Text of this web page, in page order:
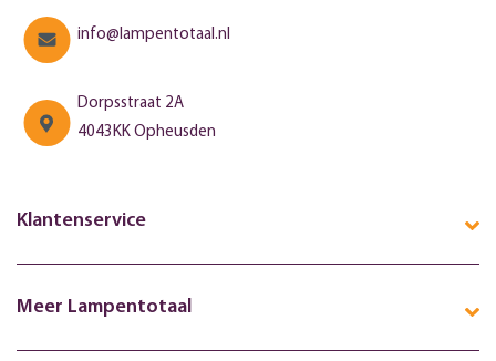
info@lampentotaal.nl
Dorpsstraat 2A
4043KK Opheusden
Klantenservice
Meer Lampentotaal